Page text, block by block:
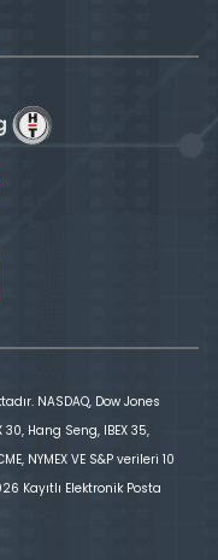
NASDAQ, Dow Jones
30, Hang Seng, IBEX 35,
NYMEX VE S&P verileri 10
Kayıtlı Elektronik Posta